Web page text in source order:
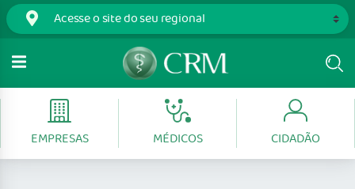
EMPRESAS MÉDICOS CIDADÃO